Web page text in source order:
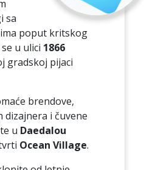
sa
poput kritskog
u ulici 1866
gradskoj pijaci
brendove,
i čuvene
u Daedalou
Ocean Village.